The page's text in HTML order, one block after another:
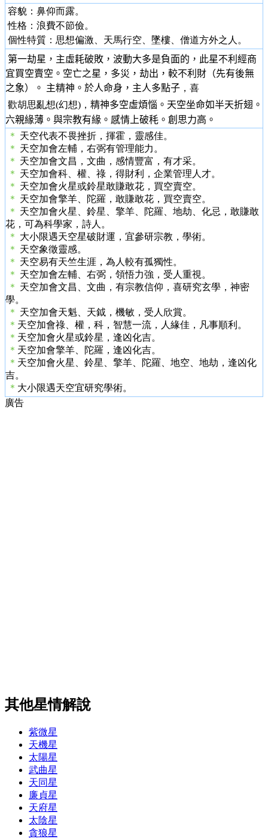
容貌：鼻仰而露。
性格：浪費不節儉。
個性特質：思想偏激、天馬行空、墜樓、僧道方外之人。
第一劫星，主虛耗破敗，波動大多是負面的，此星不利經商
宜買空賣空。空亡之星，多災，劫出，較不利財（先有後無
之象）。 主精神。於人命身，主人多點子 ，喜
歡胡思亂想(幻想)， 精神多空虛煩惱。天空坐命如半天折翅。
六親緣薄。與宗教有緣。感情上破秏。創思力高。
＊ 天空代表不畏挫折，揮霍，靈感佳。
＊ 天空加會左輔，右弼有管理能力。
＊ 天空加會文昌，文曲，感情豐富，有才采。
＊ 天空加會科、權、祿，得財利，企業管理人才。
＊ 天空加會火星或鈴星敢賺敢花，買空賣空。
＊ 天空加會擎羊、陀羅，敢賺敢花，買空賣空。
＊ 天空加會火星、鈴星、擎羊、陀羅、地劫、化忌，敢賺敢
花，可為科學家，詩人。
＊ 大小限遇天空星破財運，宜參研宗教，學術。
＊ 天空象徵靈感。
＊ 天空易有天竺生涯，為人較有孤獨性。
＊ 天空加會左輔、右弼，領悟力強，受人重視。
＊ 天空加會文昌、文曲，有宗教信仰，喜研究玄學，神密
學。
＊ 天空加會天魁、天鉞，機敏，受人欣賞。
＊ 天空加會祿、權，科，智慧一流，人緣佳，凡事順利。
＊ 天空加會火星或鈴星，逢凶化吉。
＊ 天空加會擎羊、陀羅，逢凶化吉。
＊ 天空加會火星、鈴星、擎羊、陀羅、地空、地劫，逢凶化
吉。
＊ 大小限遇天空宜研究學術。
廣告
其他星情解說
紫微星
天機星
太陽星
武曲星
天同星
廉貞星
天府星
太陰星
貪狼星